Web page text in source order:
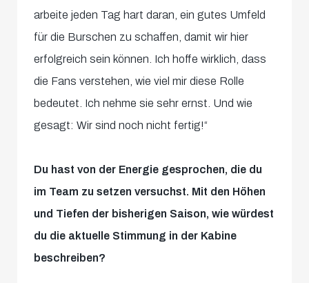
arbeite jeden Tag hart daran, ein gutes Umfeld
für die Burschen zu schaffen, damit wir hier
erfolgreich sein können. Ich hoffe wirklich, dass
die Fans verstehen, wie viel mir diese Rolle
bedeutet. Ich nehme sie sehr ernst. Und wie
gesagt: Wir sind noch nicht fertig!“
Du hast von der Energie gesprochen, die du
im Team zu setzen versuchst. Mit den Höhen
und Tiefen der bisherigen Saison, wie würdest
du die aktuelle Stimmung in der Kabine
beschreiben?